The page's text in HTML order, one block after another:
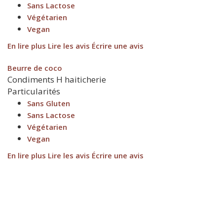
Sans Lactose
Végétarien
Vegan
En lire plus Lire les avis Écrire une avis
Beurre de coco
Condiments H haiticherie
Particularités
Sans Gluten
Sans Lactose
Végétarien
Vegan
En lire plus Lire les avis Écrire une avis